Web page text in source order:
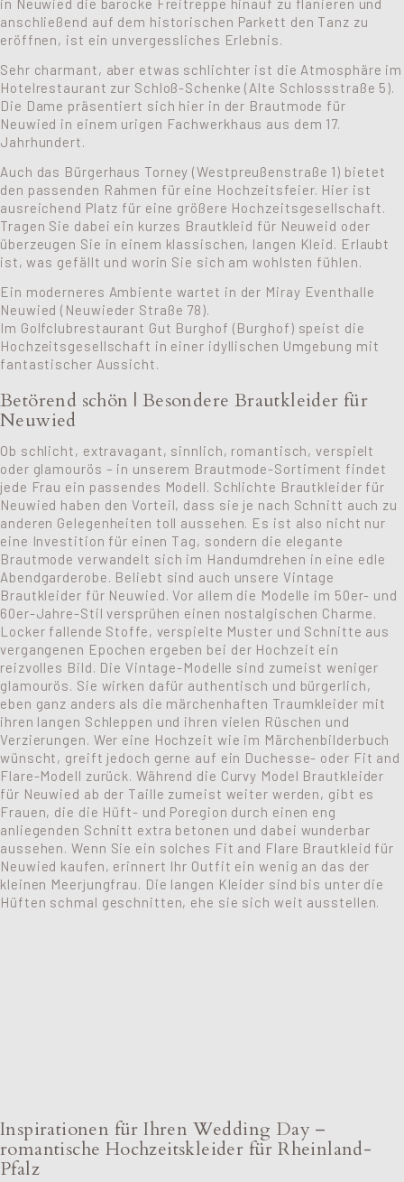
in Neuwied die barocke Freitreppe hinauf zu flanieren und
anschließend auf dem historischen Parkett den Tanz zu
eröffnen, ist ein unvergessliches Erlebnis.
Sehr charmant, aber etwas schlichter ist die Atmosphäre im
Hotelrestaurant zur Schloß-Schenke (Alte Schlossstraße 5).
Die Dame präsentiert sich hier in der Brautmode für
Neuwied in einem urigen Fachwerkhaus aus dem 17.
Jahrhundert.
Auch das Bürgerhaus Torney (Westpreußenstraße 1) bietet
den passenden Rahmen für eine Hochzeitsfeier. Hier ist
ausreichend Platz für eine größere Hochzeitsgesellschaft.
Tragen Sie dabei ein kurzes Brautkleid für Neuweid oder
überzeugen Sie in einem klassischen, langen Kleid. Erlaubt
ist, was gefällt und worin Sie sich am wohlsten fühlen.
Ein moderneres Ambiente wartet in der Miray Eventhalle
Neuwied (Neuwieder Straße 78).
Im Golfclubrestaurant Gut Burghof (Burghof) speist die
Hochzeitsgesellschaft in einer idyllischen Umgebung mit
fantastischer Aussicht.
Betörend schön | Besondere Brautkleider für
Neuwied
Ob schlicht, extravagant, sinnlich, romantisch, verspielt
oder glamourös – in unserem Brautmode-Sortiment findet
jede Frau ein passendes Modell. Schlichte Brautkleider für
Neuwied haben den Vorteil, dass sie je nach Schnitt auch zu
anderen Gelegenheiten toll aussehen. Es ist also nicht nur
eine Investition für einen Tag, sondern die elegante
Brautmode verwandelt sich im Handumdrehen in eine edle
Abendgarderobe. Beliebt sind auch unsere Vintage
Brautkleider für Neuwied. Vor allem die Modelle im 50er- und
60er-Jahre-Stil versprühen einen nostalgischen Charme.
Locker fallende Stoffe, verspielte Muster und Schnitte aus
vergangenen Epochen ergeben bei der Hochzeit ein
reizvolles Bild. Die Vintage-Modelle sind zumeist weniger
glamourös. Sie wirken dafür authentisch und bürgerlich,
eben ganz anders als die märchenhaften Traumkleider mit
ihren langen Schleppen und ihren vielen Rüschen und
Verzierungen. Wer eine Hochzeit wie im Märchenbilderbuch
wünscht, greift jedoch gerne auf ein Duchesse- oder Fit and
Flare-Modell zurück. Während die Curvy Model Brautkleider
für Neuwied ab der Taille zumeist weiter werden, gibt es
Frauen, die die Hüft- und Poregion durch einen eng
anliegenden Schnitt extra betonen und dabei wunderbar
aussehen. Wenn Sie ein solches Fit and Flare Brautkleid für
Neuwied kaufen, erinnert Ihr Outfit ein wenig an das der
kleinen Meerjungfrau. Die langen Kleider sind bis unter die
Hüften schmal geschnitten, ehe sie sich weit ausstellen.
Inspirationen für Ihren Wedding Day –
romantische Hochzeitskleider für Rheinland-
Pfalz